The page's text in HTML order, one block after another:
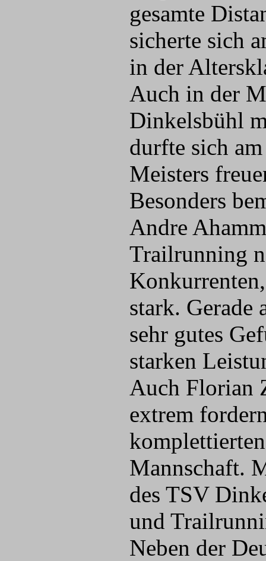
gesamte
sicherte sich
in der
Auch in der
Dinkelsbühl
durfte sich
Meisters
Besonders
Andre
Trailrunning
stark. Gerade
sehr gutes
starken
Auch Florian
extrem
Mannschaft.
des TSV
und
Neben der